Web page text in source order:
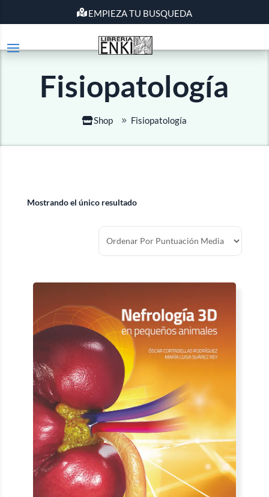
EMPIEZA TU BUSQUEDA
Fisiopatología
Shop Fisiopatología
Mostrando el único resultado